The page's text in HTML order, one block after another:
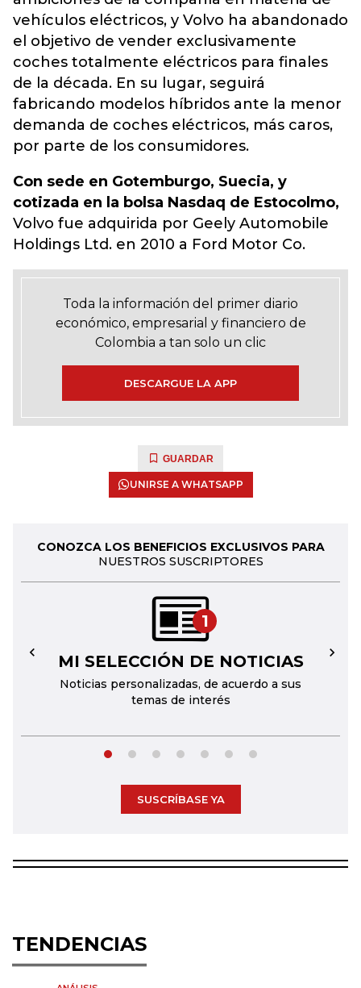
vehículos eléctricos, y Volvo ha abandonado
el objetivo de vender exclusivamente
coches totalmente eléctricos para finales
de la década. En su lugar, seguirá
fabricando modelos híbridos ante la menor
demanda de coches eléctricos, más caros,
por parte de los consumidores.
Con sede en Gotemburgo, Suecia, y
cotizada en la bolsa Nasdaq de Estocolmo,
Volvo fue adquirida por Geely Automobile
Holdings Ltd. en 2010 a Ford Motor Co.
Toda la información del primer diario
económico, empresarial y financiero de
Colombia a tan solo un clic
DESCARGUE LA APP
GUARDAR
UNIRSE A WHATSAPP
CONOZCA LOS BENEFICIOS EXCLUSIVOS PARA
NUESTROS SUSCRIPTORES
1
MI SELECCIÓN DE NOTICIAS
Noticias personalizadas, de acuerdo a sus
temas de interés
← →
SUSCRÍBASE YA
TENDENCIAS